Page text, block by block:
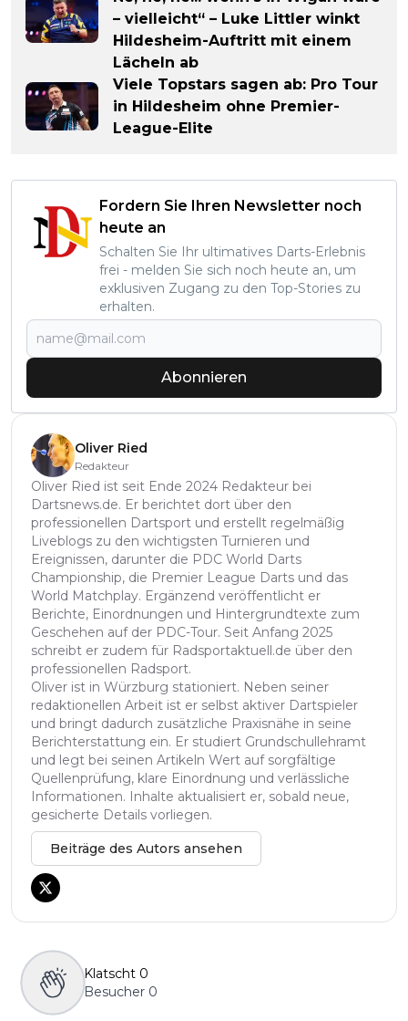
– vielleicht“ – Luke Littler winkt
Hildesheim-Auftritt mit einem
Lächeln ab
Viele Topstars sagen ab: Pro Tour
in Hildesheim ohne Premier-
League-Elite
Fordern Sie Ihren Newsletter noch
heute an
Schalten Sie Ihr ultimatives Darts-Erlebnis
frei - melden Sie sich noch heute an, um
exklusiven Zugang zu den Top-Stories zu
erhalten.
Abonnieren
Oliver Ried
Redakteur
Oliver Ried ist seit Ende 2024 Redakteur bei
Dartsnews.de. Er berichtet dort über den
professionellen Dartsport und erstellt regelmäßig
Liveblogs zu den wichtigsten Turnieren und
Ereignissen, darunter die PDC World Darts
Championship, die Premier League Darts und das
World Matchplay. Ergänzend veröffentlicht er
Berichte, Einordnungen und Hintergrundtexte zum
Geschehen auf der PDC-Tour. Seit Anfang 2025
schreibt er zudem für Radsportaktuell.de über den
professionellen Radsport.
Oliver ist in Würzburg stationiert. Neben seiner
redaktionellen Arbeit ist er selbst aktiver Dartspieler
und bringt dadurch zusätzliche Praxisnähe in seine
Berichterstattung ein. Er studiert Grundschullehramt
und legt bei seinen Artikeln Wert auf sorgfältige
Quellenprüfung, klare Einordnung und verlässliche
Informationen. Inhalte aktualisiert er, sobald neue,
gesicherte Details vorliegen.
Beiträge des Autors ansehen
Klatscht 0
Besucher 0